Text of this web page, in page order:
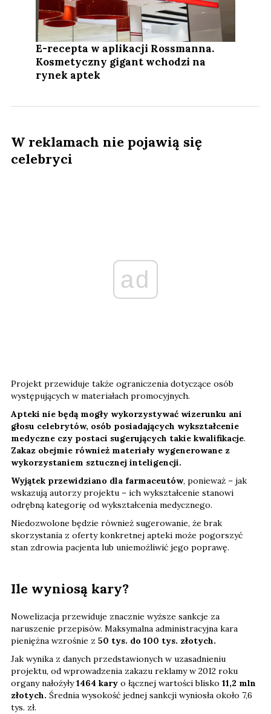
E-recepta w aplikacji Rossmanna.
Kosmetyczny gigant wchodzi na
rynek aptek
W reklamach nie pojawią się
celebryci
ad
Projekt przewiduje także ograniczenia dotyczące osób
występujących w materiałach promocyjnych.
Apteki nie będą mogły wykorzystywać wizerunku ani
głosu celebrytów, osób posiadających wykształcenie
medyczne czy postaci sugerujących takie kwalifikacje.
Zakaz obejmie również materiały wygenerowane z
wykorzystaniem sztucznej inteligencji.
Wyjątek przewidziano dla farmaceutów, ponieważ – jak
wskazują autorzy projektu – ich wykształcenie stanowi
odrębną kategorię od wykształcenia medycznego.
Niedozwolone będzie również sugerowanie, że brak
skorzystania z oferty konkretnej apteki może pogorszyć
stan zdrowia pacjenta lub uniemożliwić jego poprawę.
Ile wyniosą kary?
Nowelizacja przewiduje znacznie wyższe sankcje za
naruszenie przepisów. Maksymalna administracyjna kara
pieniężna wzrośnie z 50 tys. do 100 tys. złotych.
Jak wynika z danych przedstawionych w uzasadnieniu
projektu, od wprowadzenia zakazu reklamy w 2012 roku
organy nałożyły1464 kary o łącznej wartości blisko 11,2 mln
złotych. Średnia wysokość jednej sankcji wyniosła około 7,6
tys. zł.